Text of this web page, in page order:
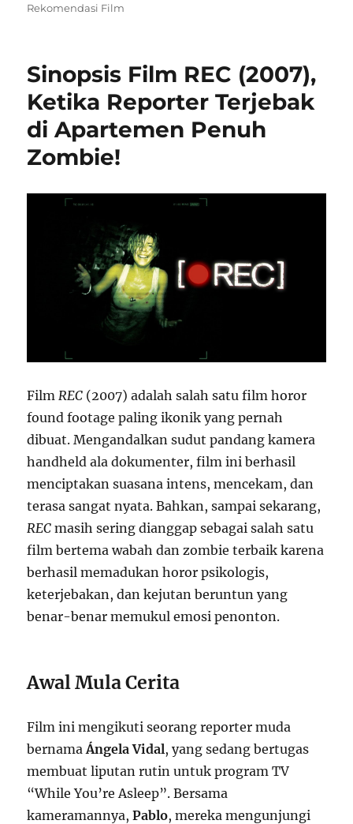
on
Rekomendasi Film
Sinopsis Film REC (2007),
Ketika Reporter Terjebak
di Apartemen Penuh
Zombie!
Film REC (2007) adalah salah satu film horor
found footage paling ikonik yang pernah
dibuat. Mengandalkan sudut pandang kamera
handheld ala dokumenter, film ini berhasil
menciptakan suasana intens, mencekam, dan
terasa sangat nyata. Bahkan, sampai sekarang,
REC masih sering dianggap sebagai salah satu
film bertema wabah dan zombie terbaik karena
berhasil memadukan horor psikologis,
keterjebakan, dan kejutan beruntun yang
benar-benar memukul emosi penonton.
Awal Mula Cerita
Film ini mengikuti seorang reporter muda
bernamaÁngela Vidal, yang sedang bertugas
membuat liputan rutin untuk program TV
“While You’re Asleep”. Bersama
kameramannya,Pablo, mereka mengunjungi